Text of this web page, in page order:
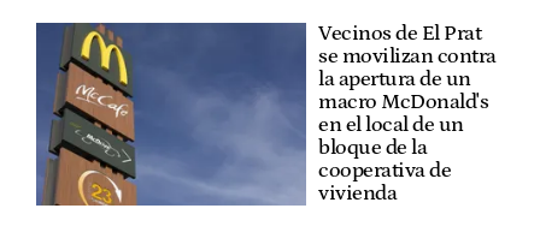
Vecinos de El Prat
se movilizan contra
la apertura de un
macro McDonald's
en el local de un
bloque de la
cooperativa de
vivienda